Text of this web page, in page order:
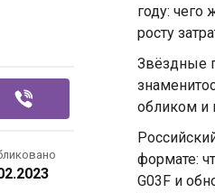
году: чего
росту
Звёздные
обликом
формате:
G03F и